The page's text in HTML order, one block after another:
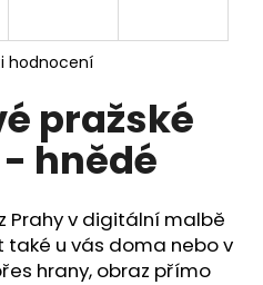
hodnocení
pražské
hnědé
Prahy v digitální malbě
také u vás doma nebo v
hrany, obraz přímo